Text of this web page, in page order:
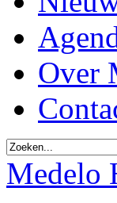
Over
Medelo